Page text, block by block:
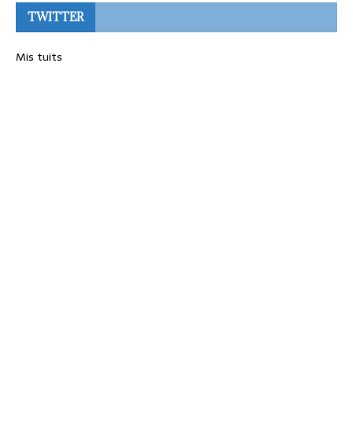
TWITTER
Mis tuits